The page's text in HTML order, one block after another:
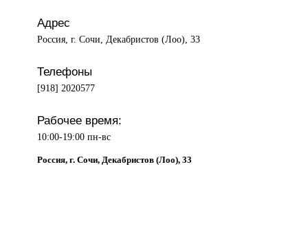
Адрес
Россия, г. Сочи, Декабристов (Лоо), 33
Телефоны
[918] 2020577
Рабочее время:
10:00-19:00 пн-вс
Россия, г. Сочи, Декабристов (Лоо), 33